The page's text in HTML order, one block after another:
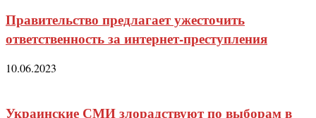
Правительство предлагает ужесточить
ответственность за интернет-преступления
10.06.2023
Украинские СМИ злорадствуют по выборам в